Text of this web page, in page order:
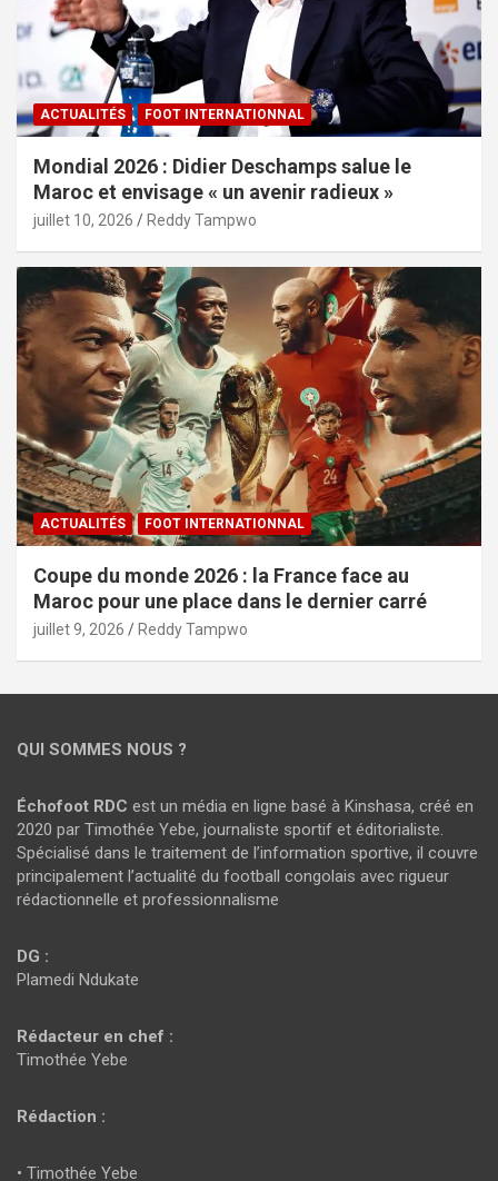
ACTUALITÉS FOOT INTERNATIONNAL
Mondial 2026 : Didier Deschamps salue le
Maroc et envisage « un avenir radieux »
juillet 10, 2026 Reddy Tampwo
ACTUALITÉS FOOT INTERNATIONNAL
Coupe du monde 2026 : la France face au
Maroc pour une place dans le dernier carré
juillet 9, 2026 Reddy Tampwo
QUI SOMMES NOUS ?
Échofoot RDC est un média en ligne basé à Kinshasa, créé en
2020 par Timothée Yebe, journaliste sportif et éditorialiste.
Spécialisé dans le traitement de l’information sportive, il couvre
principalement l’actualité du football congolais avec rigueur
rédactionnelle et professionnalisme
DG :
Plamedi Ndukate
Rédacteur en chef :
Timothée Yebe
Rédaction :
• Timothée Yebe